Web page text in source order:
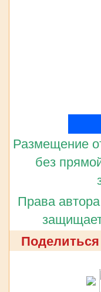
Размещение
без
Права